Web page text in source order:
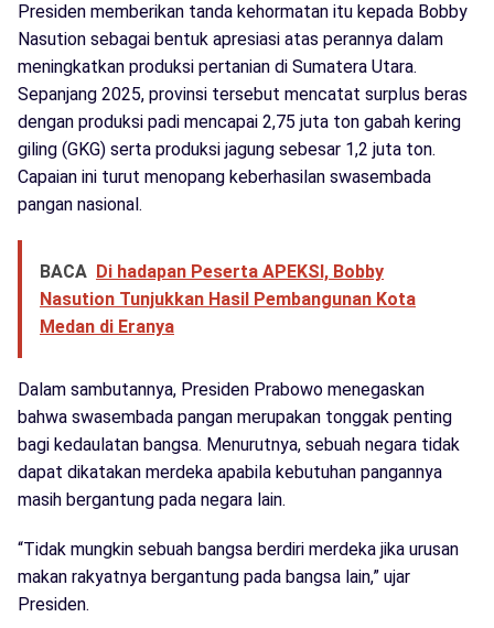
Presiden memberikan tanda kehormatan itu kepada Bobby
Nasution sebagai bentuk apresiasi atas perannya dalam
meningkatkan produksi pertanian di Sumatera Utara.
Sepanjang 2025, provinsi tersebut mencatat surplus beras
dengan produksi padi mencapai 2,75 juta ton gabah kering
giling (GKG) serta produksi jagung sebesar 1,2 juta ton.
Capaian ini turut menopang keberhasilan swasembada
pangan nasional.
BACA Di hadapan Peserta APEKSI, Bobby
Nasution Tunjukkan Hasil Pembangunan Kota
Medan di Eranya
Dalam sambutannya, Presiden Prabowo menegaskan
bahwa swasembada pangan merupakan tonggak penting
bagi kedaulatan bangsa. Menurutnya, sebuah negara tidak
dapat dikatakan merdeka apabila kebutuhan pangannya
masih bergantung pada negara lain.
“Tidak mungkin sebuah bangsa berdiri merdeka jika urusan
makan rakyatnya bergantung pada bangsa lain,” ujar
Presiden.